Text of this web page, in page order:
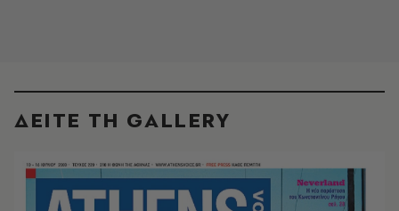
ΔΕΙΤΕ ΤΗ GALLERY